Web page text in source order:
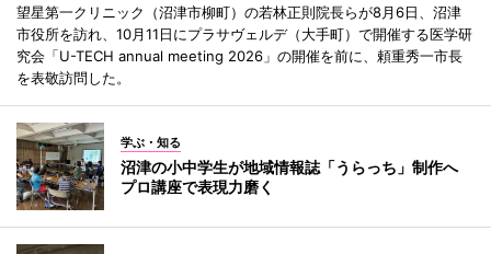
望星第一クリニック（沼津市柳町）の若林正則院長らが8月6日、沼津
市役所を訪れ、10月11日にプラサヴェルデ（大手町）で開催する医学研
究会「U-TECH annual meeting 2026」の開催を前に、頼重秀一市長
を表敬訪問した。
学ぶ・知る
沼津の小中学生が地域情報誌「うらっち」制作へ
プロ講座で表現力磨く